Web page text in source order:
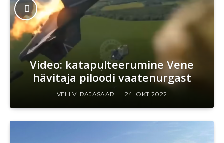
Video: katapulteerumine Vene
hävitaja piloodi vaatenurgast
VELI V. RAJASAAR 24. OKT 2022